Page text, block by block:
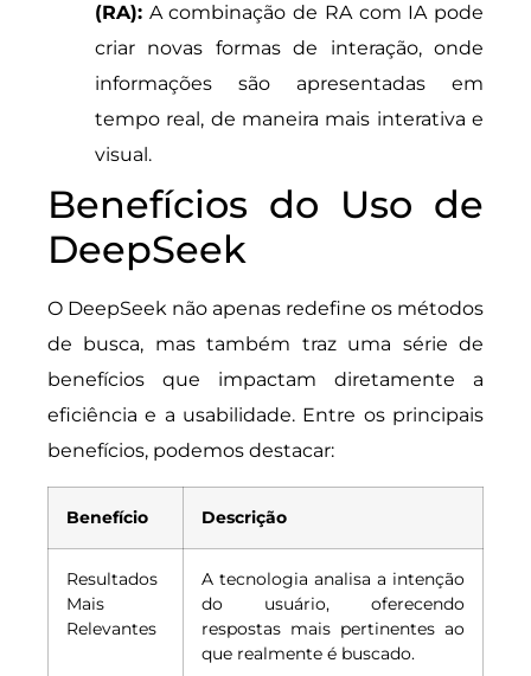
(RA): A combinação de RA com IA pode
criar novas formas de interação, onde
informações são apresentadas em
tempo real, de maneira mais interativa e
visual.
Benefícios do Uso de
DeepSeek
O DeepSeek não apenas redefine os métodos
de busca, mas também traz uma série de
benefícios que impactam diretamente a
eficiência e a usabilidade. Entre os principais
benefícios, podemos destacar:
Benefício Descrição
Resultados
Mais
Relevantes
A tecnologia analisa a intenção
do usuário, oferecendo
respostas mais pertinentes ao
que realmente é buscado.